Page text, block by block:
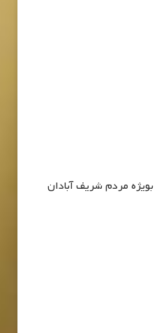
مردم شریف آبادان